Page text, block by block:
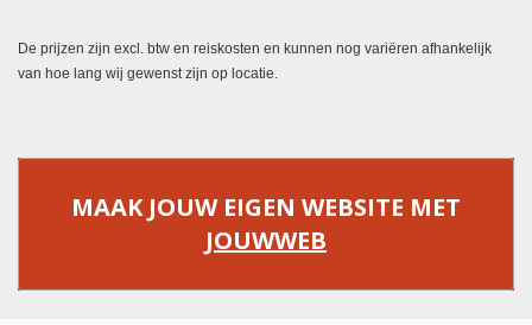
De prijzen zijn excl. btw en reiskosten en kunnen nog variëren afhankelijk
van hoe lang wij gewenst zijn op locatie.
MAAK JOUW EIGEN WEBSITE MET
JOUWWEB